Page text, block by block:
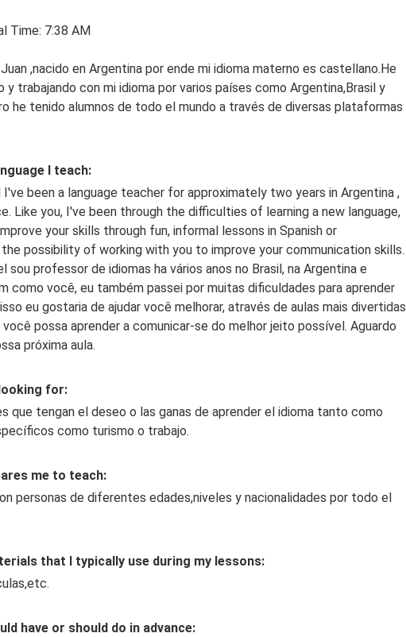
Time: 7:38 AM
,nacido en Argentina por ende mi idioma materno es castellano.He
trabajando con mi idioma por varios países como Argentina,Brasil y
he tenido alumnos de todo el mundo a través de diversas plataformas
I teach:
I've been a language teacher for approximately two years in Argentina ,
Like you, I've been through the difficulties of learning a new language,
your skills through fun, informal lessons in Spanish or
possibility of working with you to improve your communication skills.
sou professor de idiomas ha vários anos no Brasil, na Argentina e
como você, eu também passei por muitas dificuldades para aprender
eu gostaria de ajudar você melhorar, através de aulas mais divertidas
possa aprender a comunicar-se do melhor jeito possível. Aguardo
próxima aula.
for:
que tengan el deseo o las ganas de aprender el idioma tanto como
como turismo o trabajo.
me to teach:
personas de diferentes edades,niveles y nacionalidades por todo el
that I typically use during my lessons:
have or should do in advance: